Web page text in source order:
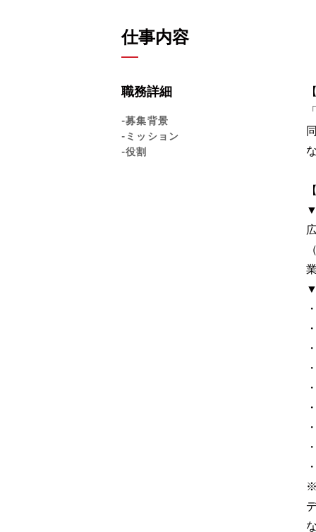
仕事内容
職務詳細
-募集背景
-ミッション
-役割